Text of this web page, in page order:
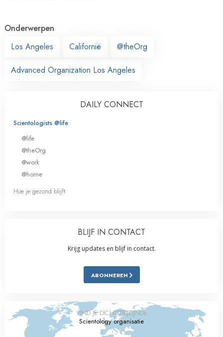
Onderwerpen
Los Angeles
Californië @theOrg
Advanced Organization Los Angeles
DAILY CONNECT
Scientologists @life
@life
@theOrg
@work
@home
Hoe je gezond blijft
BLIJF IN CONTACT
Krijg updates en blijf in contact.
ABONNEREN
VIND JE DICHTSTBIJZIJNDE
Scientology organisatie